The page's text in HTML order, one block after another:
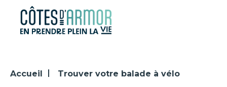
Panneau de gestion des cookies
Accueil Trouver votre balade à vélo